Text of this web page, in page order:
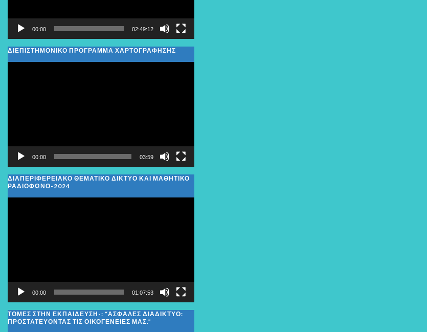
00:00 02:49:12
ΔΙΕΠΙΣΤΗΜΟΝΙΚΟ ΠΡΟΓΡΑΜΜΑ ΧΑΡΤΟΓΡΑΦΗΣΗΣ
00:00 03:59
ΔΙΑΠΕΡΙΦΕΡΕΙΑΚΌ ΘΕΜΑΤΙΚΌ ΔΊΚΤΥΟ ΚΑΙ ΜΑΘΗΤΙΚΌ
ΡΑΔΙΌΦΩΝΟ-2024
00:00 01:07:53
ΤΟΜΕΣ ΣΤΗΝ ΕΚΠΑΙΔΕΥΣΗ-: “ΑΣΦΑΛΈΣ ΔΙΑΔΊΚΤΥΟ:
ΠΡΟΣΤΑΤΕΎΟΝΤΑΣ ΤΙΣ ΟΙΚΟΓΈΝΕΙΕΣ ΜΑΣ.”